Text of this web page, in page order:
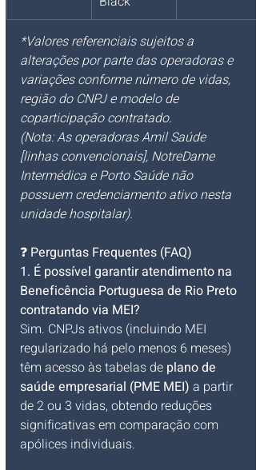
*Valores referenciais sujeitos a
alterações por parte das operadoras e
variações conforme número de vidas,
região do CNPJ e modelo de
coparticipação contratado.
(Nota: As operadoras Amil Saúde
[linhas convencionais], NotreDame
Intermédica e Porto Saúde não
possuem credenciamento ativo nesta
unidade hospitalar).
❓ Perguntas Frequentes (FAQ)
1. É possível garantir atendimento na
Beneficência Portuguesa de Rio Preto
contratando via MEI?
Sim. CNPJs ativos (incluindo MEI
regularizado há pelo menos 6 meses)
têm acesso às tabelas de plano de
saúde empresarial (PME MEI) a partir
de 2 ou 3 vidas, obtendo reduções
significativas em comparação com
apólices individuais.